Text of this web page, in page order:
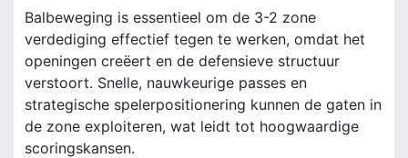
Balbeweging is essentieel om de 3-2 zone
verdediging effectief tegen te werken, omdat het
openingen creëert en de defensieve structuur
verstoort. Snelle, nauwkeurige passes en
strategische spelerpositionering kunnen de gaten in
de zone exploiteren, wat leidt tot hoogwaardige
scoringskansen.